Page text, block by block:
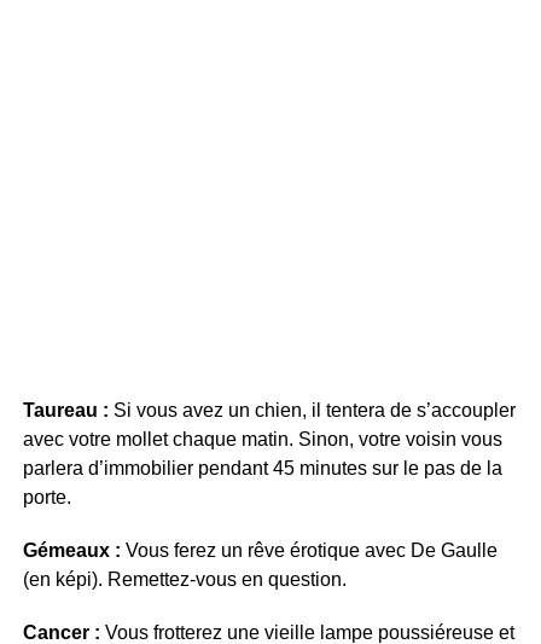
Taureau : Si vous avez un chien, il tentera de s’accoupler
avec votre mollet chaque matin. Sinon, votre voisin vous
parlera d’immobilier pendant 45 minutes sur le pas de la
porte.
Gémeaux : Vous ferez un rêve érotique avec De Gaulle
(en képi). Remettez-vous en question.
Cancer : Vous frotterez une vieille lampe poussiéreuse et